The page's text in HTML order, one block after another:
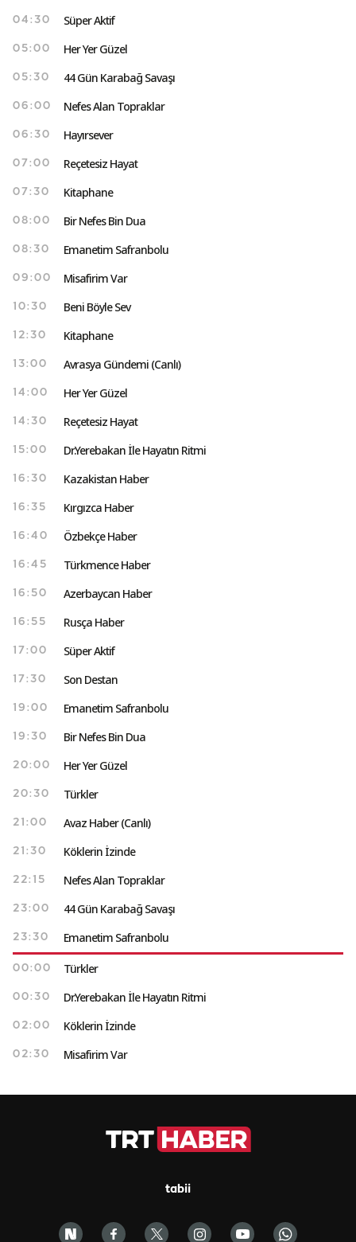
04:30 Süper Aktif
05:00 Her Yer Güzel
05:30 44 Gün Karabağ Savaşı
06:00 Nefes Alan Topraklar
06:30 Hayırsever
07:00 Reçetesiz Hayat
07:30 Kitaphane
08:00 Bir Nefes Bin Dua
08:30 Emanetim Safranbolu
09:00 Misafirim Var
10:30 Beni Böyle Sev
12:30 Kitaphane
13:00 Avrasya Gündemi (Canlı)
14:00 Her Yer Güzel
14:30 Reçetesiz Hayat
15:00 Dr.Yerebakan İle Hayatın Ritmi
16:30 Kazakistan Haber
16:35 Kırgızca Haber
16:40 Özbekçe Haber
16:45 Türkmence Haber
16:50 Azerbaycan Haber
16:55 Rusça Haber
17:00 Süper Aktif
17:30 Son Destan
19:00 Emanetim Safranbolu
19:30 Bir Nefes Bin Dua
20:00 Her Yer Güzel
20:30 Türkler
21:00 Avaz Haber (Canlı)
21:30 Köklerin İzinde
22:15 Nefes Alan Topraklar
23:00 44 Gün Karabağ Savaşı
23:30 Emanetim Safranbolu
00:00 Türkler
00:30 Dr.Yerebakan İle Hayatın Ritmi
02:00 Köklerin İzinde
02:30 Misafirim Var
tabii